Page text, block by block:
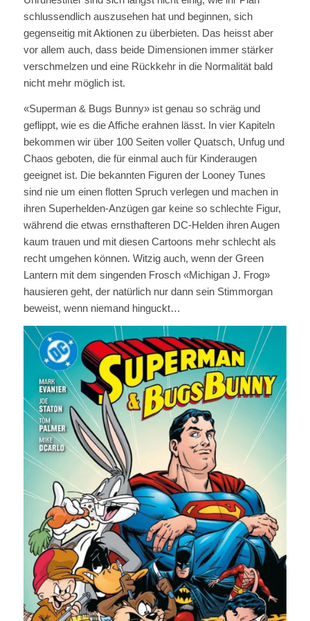
schlussendlich auszusehen hat und beginnen, sich
gegenseitig mit Aktionen zu überbieten. Das heisst aber
vor allem auch, dass beide Dimensionen immer stärker
verschmelzen und eine Rückkehr in die Normalität bald
nicht mehr möglich ist.
«Superman & Bugs Bunny» ist genau so schräg und
geflippt, wie es die Affiche erahnen lässt. In vier Kapiteln
bekommen wir über 100 Seiten voller Quatsch, Unfug und
Chaos geboten, die für einmal auch für Kinderaugen
geeignet ist. Die bekannten Figuren der Looney Tunes
sind nie um einen flotten Spruch verlegen und machen in
ihren Superhelden-Anzügen gar keine so schlechte Figur,
während die etwas ernsthafteren DC-Helden ihren Augen
kaum trauen und mit diesen Cartoons mehr schlecht als
recht umgehen können. Witzig auch, wenn der Green
Lantern mit dem singenden Frosch «Michigan J. Frog»
hausieren geht, der natürlich nur dann sein Stimmorgan
beweist, wenn niemand hinguckt…